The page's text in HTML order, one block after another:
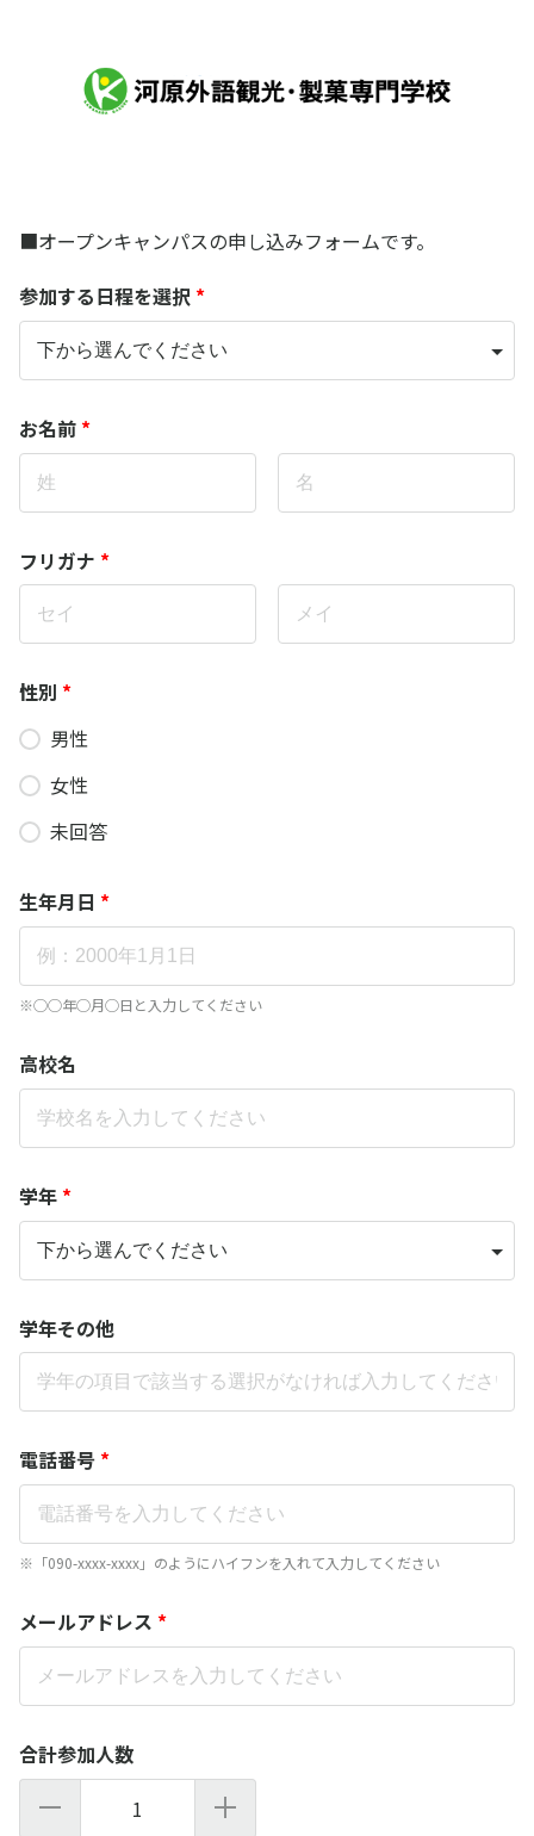
■オープンキャンパスの申し込みフォームです。
参加する日程を選択 *
お名前 *
フリガナ *
性別 *
男性
女性
未回答
生年月日 *
※◯◯年◯月◯日と入力してください
高校名
学年 *
学年その他
電話番号 *
※「090-xxxx-xxxx」のようにハイフンを入れて入力してください
メールアドレス *
合計参加人数
1